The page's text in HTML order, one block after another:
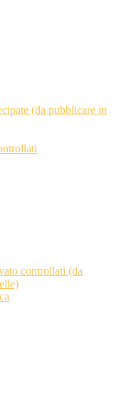
(da pubblicare in
controllati (da